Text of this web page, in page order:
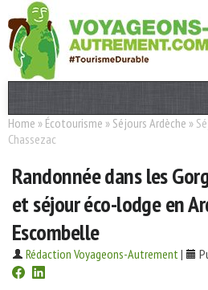
Actualités
Destinations
Acteurs
Thèmes
Home » Écotourisme » Séjours Ardèche »
Chassezac
Randonnée dans les
et séjour éco-lodge en
Escombelle
Rédaction Voyageons-Autrement|